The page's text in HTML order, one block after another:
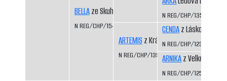
BELLAze Skuhře
N REG/CHP/1549/10/12
ARTEMIS z Království sněhu
N REG/CHP/1397/06/08
N REG/CHP/1352/04/06
CENDAz Láskova
N REG/CHP/1235/01/03
ARNIKAz Velké Suché
N REG/CHP/1250/02/04